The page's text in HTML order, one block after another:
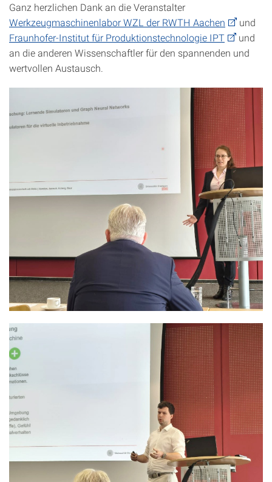
Ganz herzlichen Dank an die Veranstalter
Werkzeugmaschinenlabor WZL der RWTH Aachen
und
Fraunhofer-Institut für Produktionstechnologie IPT
und
an die anderen Wissenschaftler für den spannenden und
wertvollen Austausch.